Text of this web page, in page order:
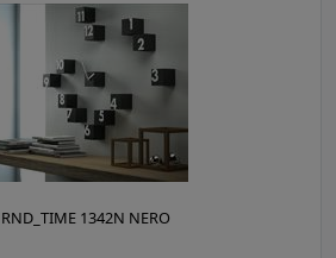
1342N NERO